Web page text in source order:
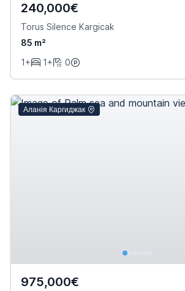
240,000€
Torus Silence Kargicak
85 m²
1+
1+ 0
Аланія Каргиджак
975,000€